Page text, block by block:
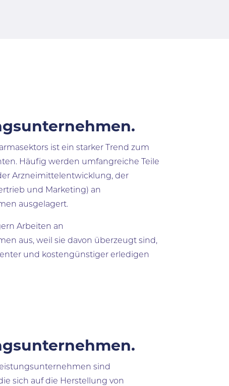
ist ein starker Trend zum
Häufig werden umfangreiche Teile
Arzneimittelentwicklung, der
und Marketing) an
ausgelagert.
Arbeiten an
aus, weil sie davon überzeugt sind,
und kostengünstiger erledigen
sind
sich auf die Herstellung von